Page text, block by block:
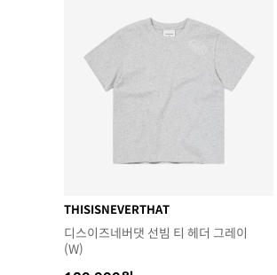
THISISNEVERTHAT
디스이즈네버댓 선빔 티 헤더 그레이
(W)